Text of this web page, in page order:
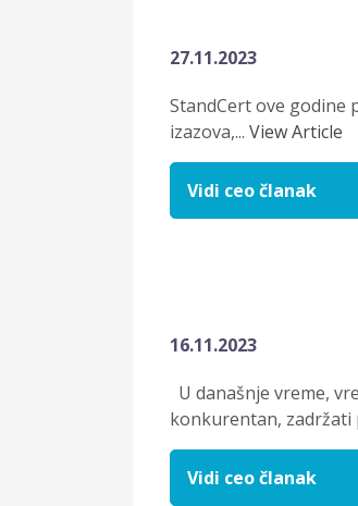
27.11.2023
StandCert ove godine
izazova,... View Article
Vidi ceo članak
16.11.2023
U današnje vreme,
konkurentan, zadržati
Vidi ceo članak